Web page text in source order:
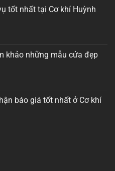
tốt nhất tại Cơ khí Huỳnh
khảo những mẫu cửa đẹp
báo giá tốt nhất ở Cơ khí